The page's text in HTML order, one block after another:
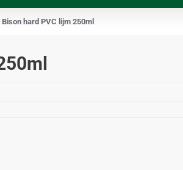
Bison hard PVC lijm 250ml